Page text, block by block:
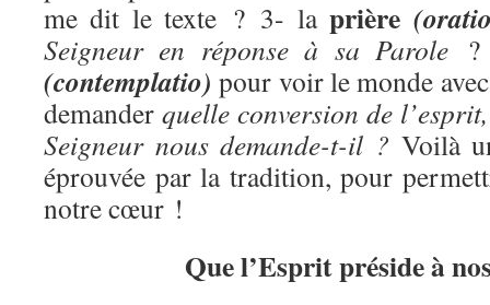
me dit le texte ? 3- laprière
Seigneur en réponse à sa Parole
(contemplatio) pour voir le monde
demander quelle conversion de
Seigneur nous demande-t-il ? Voilà
éprouvée par la tradition, pour
notre cœur !
Que l’Esprit préside à